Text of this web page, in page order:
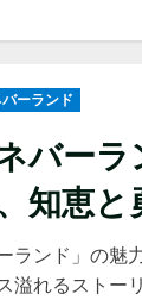
ーランド
バー
知恵と
ランド」の魅
溢れるストー